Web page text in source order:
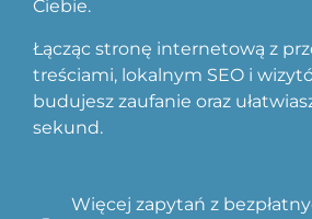
Ciebie.
Łącząc stronę internetową z
treściami, lokalnym SEO i
budujesz zaufanie oraz
sekund.
Więcej zapytań z